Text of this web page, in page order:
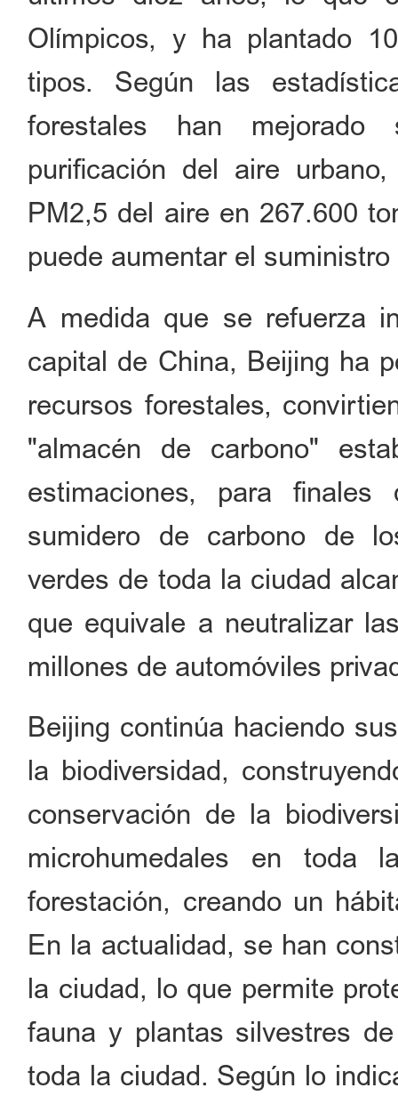
Olímpicos, y ha plantado
tipos. Según las
forestales han mejorado
purificación del aire
PM2,5 del aire en 267.600
puede aumentar el
A medida que se refuerza
capital de China, Beijing ha
recursos forestales,
"almacén de carbono"
estimaciones, para
sumidero de carbono de
verdes de toda la ciudad
que equivale a neutralizar
millones de automóviles
Beijing continúa haciendo
la biodiversidad,
conservación de la
microhumedales en toda
forestación, creando un
En la actualidad, se han
la ciudad, lo que permite
fauna y plantas silvestres
toda la ciudad. Según lo